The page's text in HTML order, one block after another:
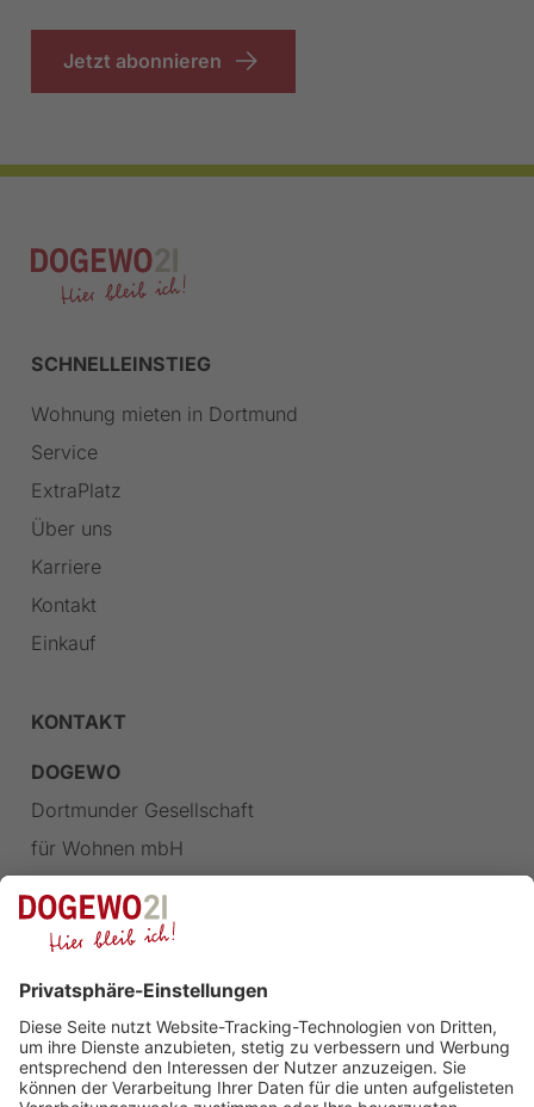
Jetzt abonnieren
SCHNELLEINSTIEG
Wohnung mieten in Dortmund
Service
ExtraPlatz
Über uns
Karriere
Kontakt
Einkauf
KONTAKT
DOGEWO
Dortmunder Gesellschaft
für Wohnen mbH
44139 Dortmund
FOLGEN SIE UNS